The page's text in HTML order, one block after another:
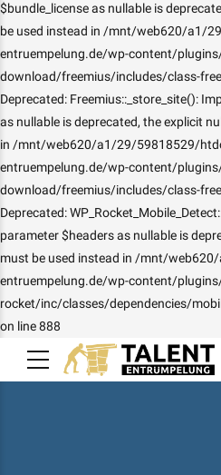
$bundle_license as nullable is
be used instead in /mnt/web620/a1/
entruempelung.de/wp-content/
download/freemius/includes/class-
Deprecated: Freemius::_store_site():
as nullable is deprecated, the explicit
in /mnt/web620/a1/29/59818529/
entruempelung.de/wp-content/
download/freemius/includes/class-
Deprecated:
parameter $headers as nullable is
must be used instead in /mnt/
entruempelung.de/wp-content/
rocket/inc/classes/dependencies/
on line 888